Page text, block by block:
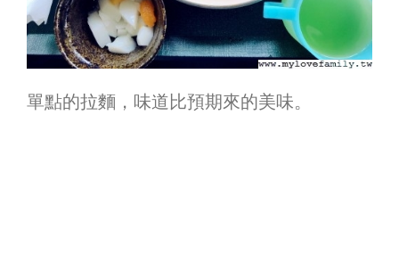
單點的拉麵，味道比預期來的美味。